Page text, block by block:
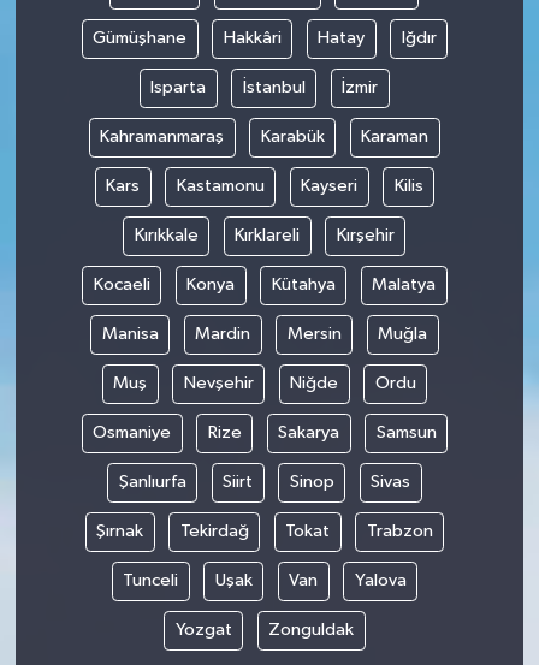
Gümüşhane Hakkâri Hatay Iğdır
Isparta İstanbul İzmir
Kahramanmaraş Karabük Karaman
Kars Kastamonu Kayseri Kilis
Kırıkkale Kırklareli Kırşehir
Kocaeli Konya Kütahya Malatya
Manisa Mardin Mersin Muğla
Muş Nevşehir Niğde Ordu
Osmaniye Rize Sakarya Samsun
Şanlıurfa Siirt Sinop Sivas
Şırnak Tekirdağ Tokat Trabzon
Tunceli Uşak Van Yalova
Yozgat Zonguldak